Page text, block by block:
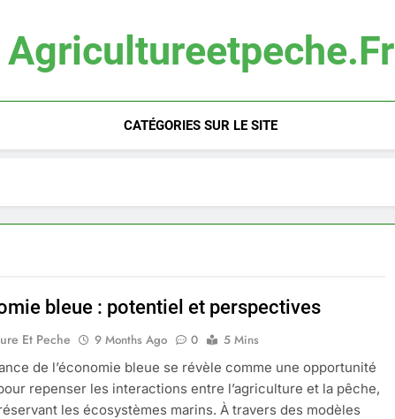
Agricultureetpeche.fr
CATÉGORIES SUR LE SITE
bleue : potentiel et perspectives
Et Peche 9 Months Ago 0
5 Mins
de l’économie bleue se révèle comme une opportunité
repenser les interactions entre l’agriculture et la pêche,
les écosystèmes marins. À travers des modèles